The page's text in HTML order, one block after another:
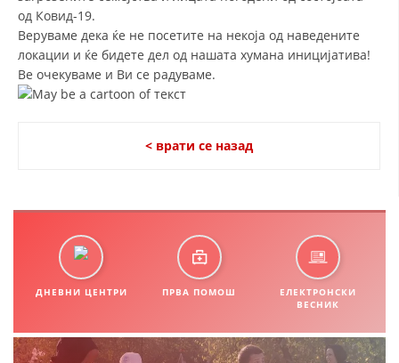
СТРУКТУРА НА ОРГАНИЗАЦИЈАТА
КОНТАКТ ИНФОРМАЦИИ
ЧЛЕНСТВО ВО ПРОФЕСИОНАЛНИ ТЕЛА
ЗАКОН ЗА ЦКРМ
ОРГАНИЗАЦИЈА И РАЗВОЈ
СОБРАНИЕ
од Ковид-19.
Веруваме дека ќе не посетите на некоја од наведените
локации и ќе бидете дел од нашата хумана иницијатива!
Ве очекуваме и Ви се радуваме.
< врати се назад
ДНЕВНИ ЦЕНТРИ ПРВА ПОМОШ
ЕЛЕКТРОНСКИ
ВЕСНИК